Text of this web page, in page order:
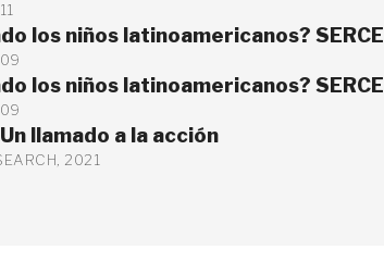
los niños latinoamericanos? SERCE
los niños latinoamericanos? SERCE
llamado a la acción
2021